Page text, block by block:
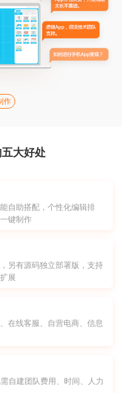
作
大好处
自助搭配，个性化编辑排
键制作
另有源码独立部署版，支持
展
在线客服、自营电商、信息
自建团队费用、时间、人力